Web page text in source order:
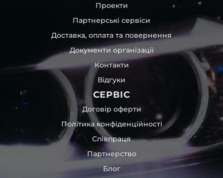
Проекти
Партнерські сервіси
Доставка, оплата та повернення
Документи організації
Контакти
Відгуки
СЕРВІС
Договір оферти
Політика конфіденційності
Співпраця
Партнерство
Блог